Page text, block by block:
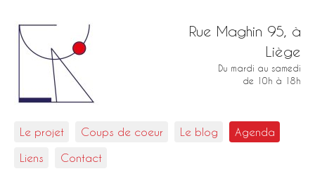
Rue Maghin 95, à
Liège
Du mardi au samedi
de 10h à 18h
Le projet Coups de coeur Le blog Agenda
Liens Contact